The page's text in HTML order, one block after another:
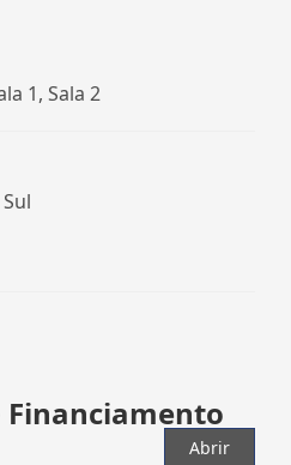
1, Sala 2
Financiamento
Abrir